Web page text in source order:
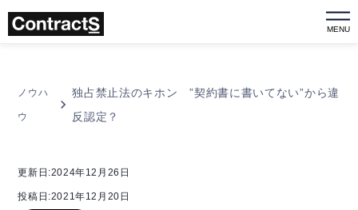
MENU
ノウハ
ウ
独占禁止法のキホン ”契約書に書いてない”から違
反認定？
更新日:2024年12月26日
投稿日:2021年12月20日